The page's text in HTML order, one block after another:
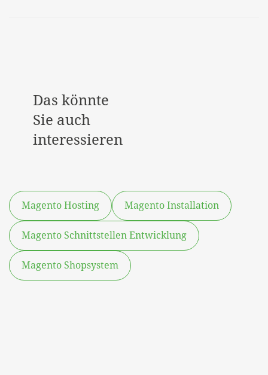
Das könnte
Sie auch
interessieren
Magento Hosting Magento Installation
Magento Schnittstellen Entwicklung
Magento Shopsystem